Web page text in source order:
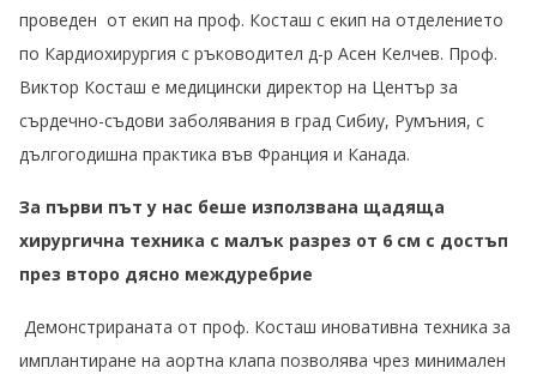
проведен от екип на проф. Косташ с екип на отделението
по Кардиохирургия с ръководител д-р Асен Келчев. Проф.
Виктор Косташ е медицински директор на Център за
сърдечно-съдови заболявания в град Сибиу, Румъния, с
дългогодишна практика във Франция и Канада.
За първи път у нас беше използвана щадяща
хирургична техника с малък разрез от 6 см с достъп
през второ дясно междуребрие
Демонстрираната от проф. Косташ иновативна техника за
имплантиране на аортна клапа позволява чрез минимален